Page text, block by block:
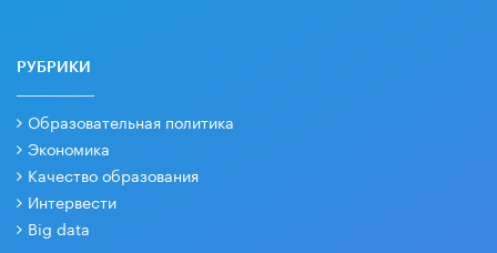
РУБРИКИ
Образовательная политика
Экономика
Качество образования
Интервести
Big data